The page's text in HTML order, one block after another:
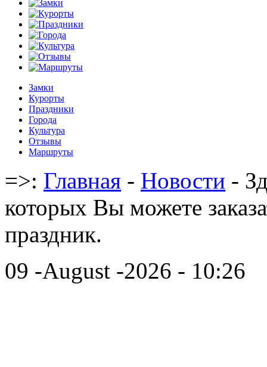
Замки
Курорты
Праздники
Города
Культура
Отзывы
Маршруты
=>: Главная - Новости -
которых Вы можете
праздник.
09 -August -2026 - 10:26